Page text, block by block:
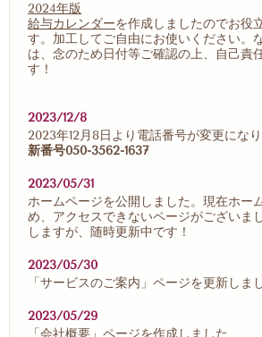
2024年版
給与カレンダーを作成しましたのでお役
す。加工してご自由にお使いください。
は、念のため日付等ご確認の上、自己責
す！
2023/12/8
2023年12月8日より電話番号が変更になり
新番号050-3562-1637
2023/05/31
ホームページを公開しました。現在ホー
め、アクセスできないページがございま
しますが、随時更新中です！
2023/05/30
「サービスのご案内」ページを更新しま
2023/05/29